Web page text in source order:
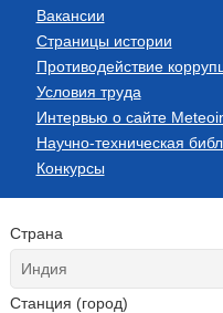
Вакансии
Страницы истории
Противодействие
Условия труда
Интервью о сайте
Научно-техническая
Конкурсы
Страна
Станция (город)